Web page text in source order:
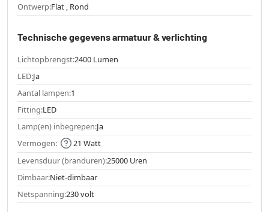
Ontwerp:Flat , Rond
Technische gegevens armatuur & verlichting
Lichtopbrengst:2400 Lumen
LED:Ja
Aantal lampen:1
Fitting:LED
Lamp(en) inbegrepen:Ja
Vermogen:
21 Watt
Levensduur (branduren):25000 Uren
Dimbaar:Niet-dimbaar
Netspanning:230 volt